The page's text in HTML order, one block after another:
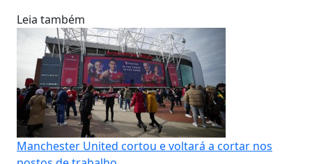
Leia também
Manchester United cortou e voltará a cortar nos